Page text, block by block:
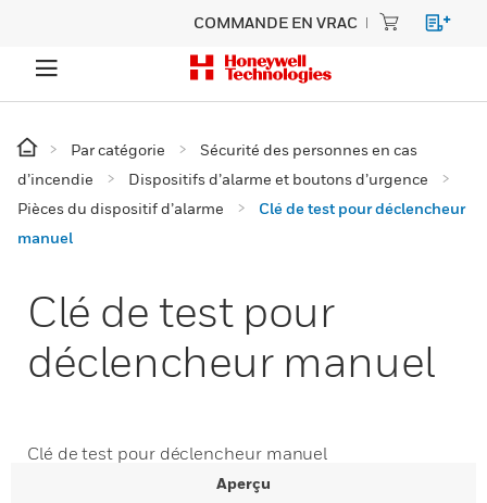
COMMANDE EN VRAC
Par catégorie
Sécurité des personnes en cas
d’incendie
Dispositifs d’alarme et boutons d’urgence
Pièces du dispositif d’alarme
Clé de test pour déclencheur
manuel
Clé de test pour
déclencheur manuel
Clé de test pour déclencheur manuel
Aperçu